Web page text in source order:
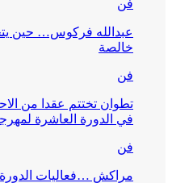
فن
عبدالله فركوس… حين
خالصة
فن
تطوان تختتم عقدا من
في الدورة العاشرة
فن
مراكش …فعاليات الدورة